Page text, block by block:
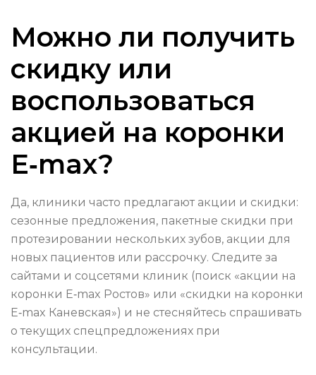
Можно ли получить
скидку или
воспользоваться
акцией на коронки
E‑max?
Да, клиники часто предлагают акции и скидки:
сезонные предложения, пакетные скидки при
протезировании нескольких зубов, акции для
новых пациентов или рассрочку. Следите за
сайтами и соцсетями клиник (поиск «акции на
коронки E‑max Ростов» или «скидки на коронки
E‑max Каневская») и не стесняйтесь спрашивать
о текущих спецпредложениях при
консультации.